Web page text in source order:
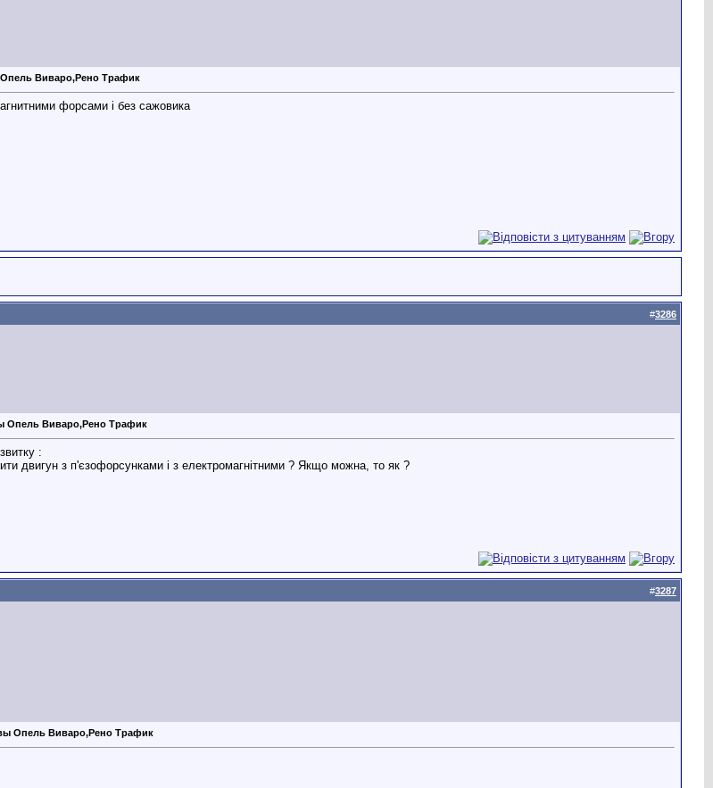
Виваро,Рено Трафик
форсами і без сажовика
#3286
Опель Виваро,Рено Трафик
:
двигун з п'єзофорсунками і з електромагнітними ? Якщо можна, то як ?
#3287
Опель Виваро,Рено Трафик